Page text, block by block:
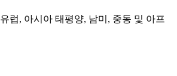
럽, 아시아 태평양, 남미, 중동 및 아프